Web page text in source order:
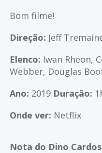
Bom filme!
Direção: Jeff
Elenco: Iwan Rheon,
Webber, Douglas
Ano: 2019 Duração:
Onde ver: Netflix
Nota do Dino